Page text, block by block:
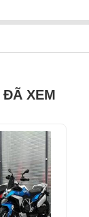
ĐÃ XEM